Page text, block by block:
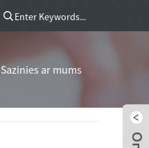
Sazinies ar mums